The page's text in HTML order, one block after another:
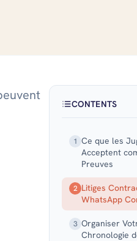
CONTENTS
1 Ce que les
Acceptent
Preuves
2 Litiges
WhatsApp
3 Organiser
Chronologie